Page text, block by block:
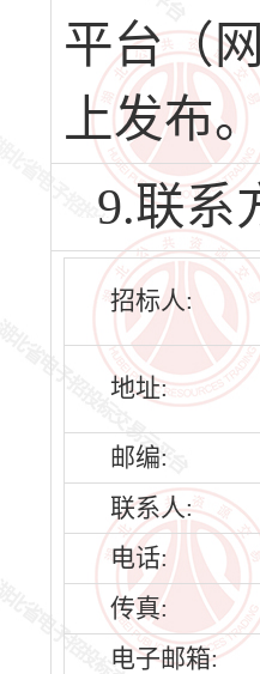
平台（
上发布。
9.联系
招标人:
地址:
邮编:
联系人:
电话:
传真:
电子邮箱: